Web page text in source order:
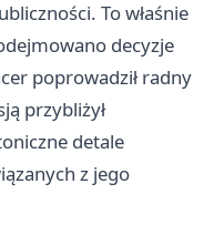
To właśnie
decyzje
poprowadził radny
przybliżył
detale
z jego